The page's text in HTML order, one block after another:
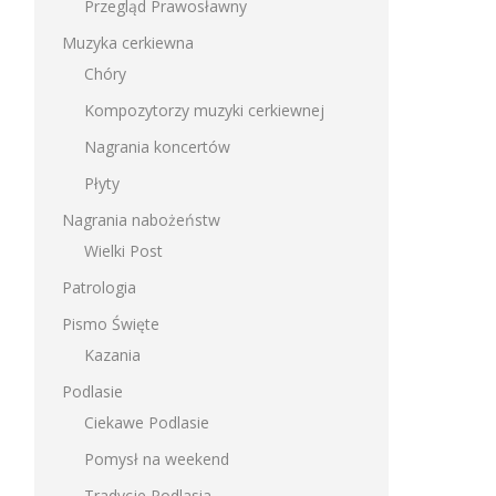
Przegląd Prawosławny
Muzyka cerkiewna
Chóry
Kompozytorzy muzyki cerkiewnej
Nagrania koncertów
Płyty
Nagrania nabożeństw
Wielki Post
Patrologia
Pismo Święte
Kazania
Podlasie
Ciekawe Podlasie
Pomysł na weekend